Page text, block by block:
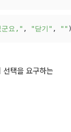
군요," , "닫기" , ""
선택을 요구하는